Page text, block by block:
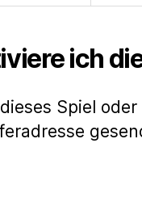
ich
Spiel